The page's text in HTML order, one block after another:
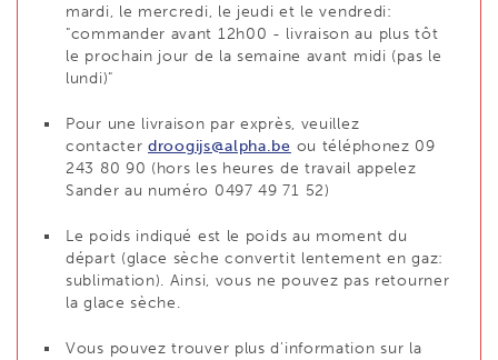
mardi, le mercredi, le jeudi et le vendredi:
"commander avant 12h00 - livraison au plus tôt
le prochain jour de la semaine avant midi (pas le
lundi)"
Pour une livraison par exprès, veuillez
contacter droogijs@alpha.be ou téléphonez 09
243 80 90 (hors les heures de travail appelez
Sander au numéro 0497 49 71 52)
Le poids indiqué est le poids au moment du
départ (glace sèche convertit lentement en gaz:
sublimation). Ainsi, vous ne pouvez pas retourner
la glace sèche.
Vous pouvez trouver plus d'information sur la